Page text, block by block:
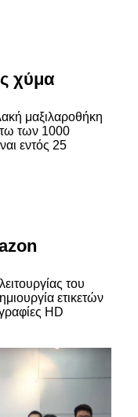
χύμα
μαξιλαροθήκη
των 1000
εντός 25
του
ετικετών
HD